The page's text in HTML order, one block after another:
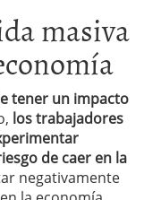
masiva
tener un impacto
los trabajadores
de caer en la
negativamente